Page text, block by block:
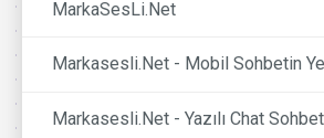
MarkaSesLi.Net
Markasesli.Net - Mobil Sohbetin
Markasesli.Net - Yazılı Chat Sohbet